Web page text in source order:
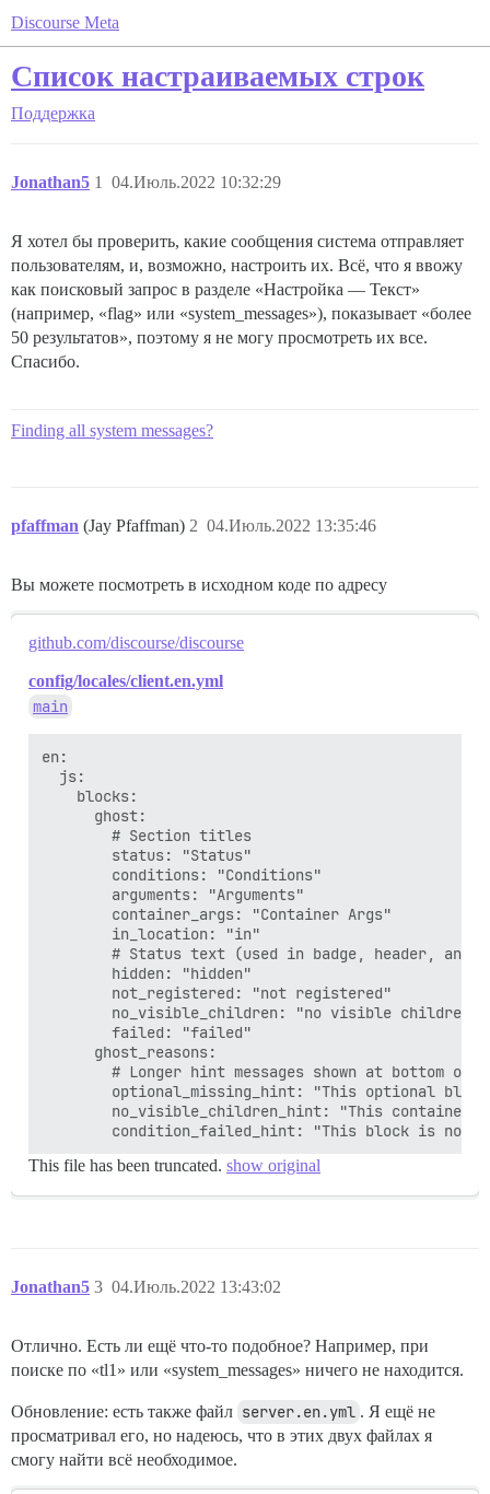
Discourse Meta
Список настраиваемых строк
Поддержка
Jonathan5 04.Июль.2022 10:32:29
1
Я хотел бы проверить, какие сообщения система отправляет
пользователям, и, возможно, настроить их. Всё, что я ввожу
как поисковый запрос в разделе «Настройка — Текст»
(например, «flag» или «system_messages»), показывает «более
50 результатов», поэтому я не могу просмотреть их все.
Спасибо.
Finding all system messages?
pfaffman (Jay Pfaffman) 04.Июль.2022 13:35:46
2
Вы можете посмотреть в исходном коде по адресу
github.com/discourse/discourse
config/locales/client.en.yml
main
en:
  js:
    blocks:
      ghost:
        # Section titles
        status: "Status"
        conditions: "Conditions"
        arguments: "Arguments"
        container_args: "Container Args"
        in_location: "in"
# Status text (used in badge, header, and
        hidden: "hidden"
        not_registered: "not registered"
        no_visible_children: "no visible children"
        failed: "failed"
      ghost_reasons:
# Longer hint messages shown at bottom of
optional_missing_hint: "This optional
no_visible_children_hint: "This container
This file has been truncated. show original
Jonathan5 04.Июль.2022 13:43:02
3
Отлично. Есть ли ещё что-то подобное? Например, при
поиске по «tl1» или «system_messages» ничего не находится.
Обновление: есть также файл server.en.yml . Я ещё не
просматривал его, но надеюсь, что в этих двух файлах я
смогу найти всё необходимое.